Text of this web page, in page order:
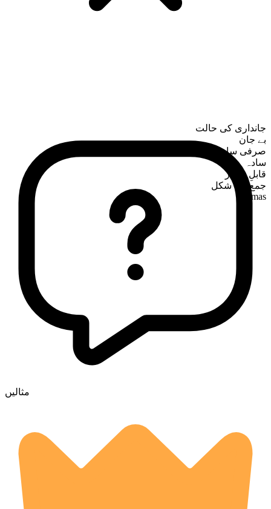
جانداری کی حالت
بے جان
صرفی ساخت
سادہ
قابلِ شمار
جمع کی شکل
camas
مثالیں